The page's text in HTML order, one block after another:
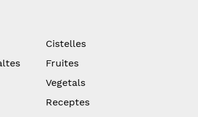
Cistelles
Fruites
Vegetals
Receptes